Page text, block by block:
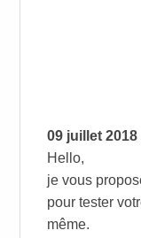
09 juillet 2018
Hello,
je vous
pour tester
même.